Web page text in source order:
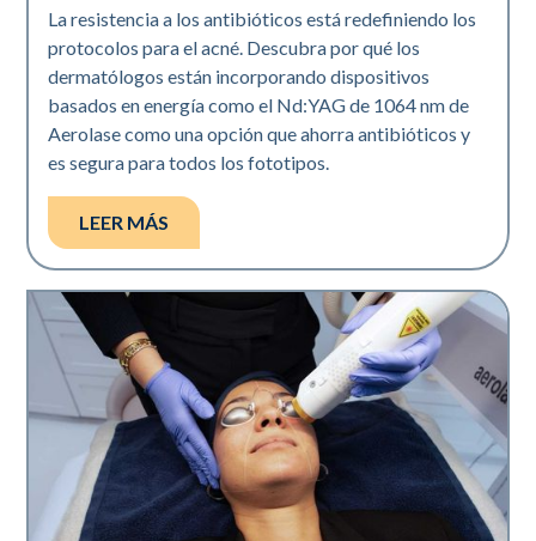
La resistencia a los antibióticos está redefiniendo los
protocolos para el acné. Descubra por qué los
dermatólogos están incorporando dispositivos
basados en energía como el Nd:YAG de 1064 nm de
Aerolase como una opción que ahorra antibióticos y
es segura para todos los fototipos.
LEER MÁS